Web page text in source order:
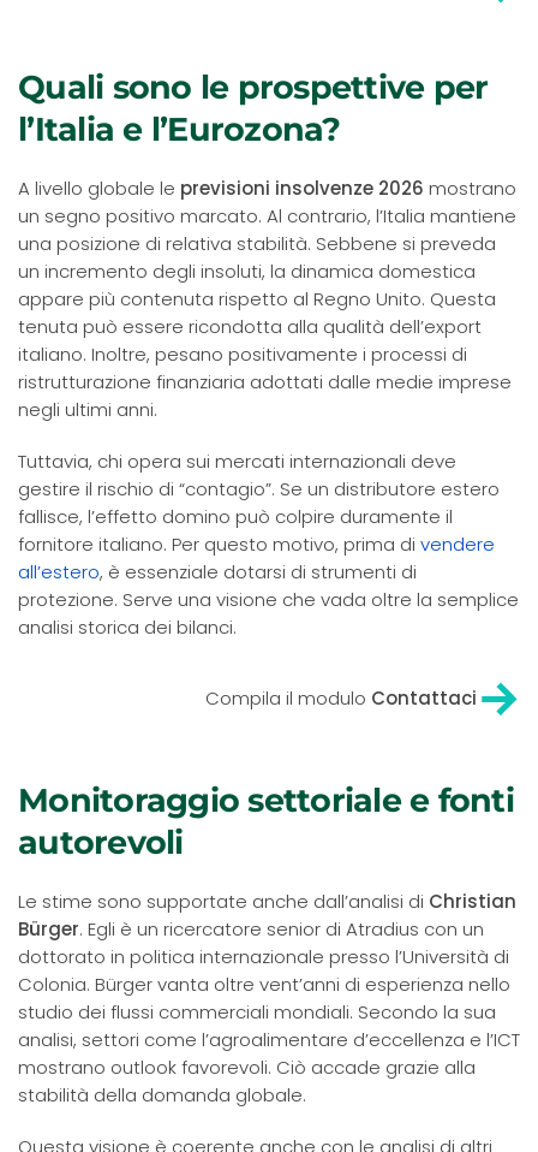
Quali sono le prospettive per
l’Italia e l’Eurozona?
A livello globale le previsioni insolvenze 2026 mostrano
un segno positivo marcato. Al contrario, l’Italia mantiene
una posizione di relativa stabilità. Sebbene si preveda
un incremento degli insoluti, la dinamica domestica
appare più contenuta rispetto al Regno Unito. Questa
tenuta può essere ricondotta alla qualità dell’export
italiano. Inoltre, pesano positivamente i processi di
ristrutturazione finanziaria adottati dalle medie imprese
negli ultimi anni.
Tuttavia, chi opera sui mercati internazionali deve
gestire il rischio di “contagio”. Se un distributore estero
fallisce, l’effetto domino può colpire duramente il
fornitore italiano. Per questo motivo, prima di vendere
all’estero, è essenziale dotarsi di strumenti di
protezione. Serve una visione che vada oltre la semplice
analisi storica dei bilanci.
Compila il modulo Contattaci
Monitoraggio settoriale e fonti
autorevoli
Le stime sono supportate anche dall’analisi di Christian
Bürger. Egli è un ricercatore senior di Atradius con un
dottorato in politica internazionale presso l’Università di
Colonia. Bürger vanta oltre vent’anni di esperienza nello
studio dei flussi commerciali mondiali. Secondo la sua
analisi, settori come l’agroalimentare d’eccellenza e l’ICT
mostrano outlook favorevoli. Ciò accade grazie alla
stabilità della domanda globale.
Questa visione è coerente anche con le analisi di altri